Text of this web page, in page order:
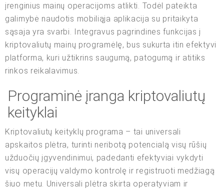
įrenginius mainų operacijoms atlikti. Todėl pateikta
galimybė naudotis mobiliąja aplikacija su pritaikyta
sąsaja yra svarbi. Integravus pagrindines funkcijas į
kriptovaliutų mainų programėlę, bus sukurta itin efektyvi
platforma, kuri užtikrins saugumą, patogumą ir atitiks
rinkos reikalavimus.
Programinė įranga kriptovaliutų
keityklai
Kriptovaliutų keityklų programa – tai universali
apskaitos plėtra, turinti neribotą potencialą visų rūšių
užduočių įgyvendinimui, padedanti efektyviai vykdyti
visų operacijų valdymo kontrolę ir registruoti medžiagą
šiuo metu. Universali plėtra skirta operatyviam ir